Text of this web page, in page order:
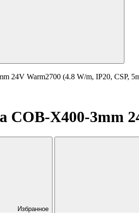
24V Warm2700 (4.8 W/m, IP20, CSP,
COB-X400-3mm
Избранное